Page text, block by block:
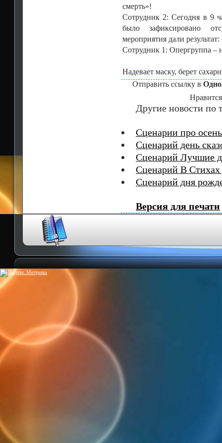
смерть»!
Сотрудник 2: Сегодня в 9
было зафиксировано
мероприятия дали
Сотрудник 1: Опергруппа –
Надевает маску, берет
Отправить ссылку в
Нравится
Другие новости по
Сценарии про
Сценарий день
Сценарий Лучшие
Сценарий В Стихах
Сценарий дня
Версия для печати